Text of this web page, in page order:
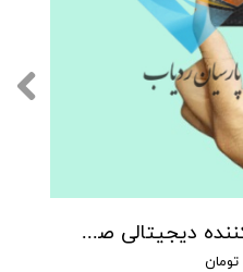
(SONY-GT5800) ضبط کننده دیجیتالی صدا سونی - 12 روز ضبط متوالی -آهنربایی- کیفیت 500db - دارای سنسور صدا + نویز کنسلینگ - 16 گیگ - شنود صدا